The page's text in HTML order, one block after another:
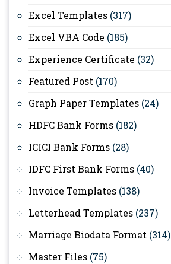
Excel Templates (317)
Excel VBA Code (185)
Experience Certificate (32)
Featured Post (170)
Graph Paper Templates (24)
HDFC Bank Forms (182)
ICICI Bank Forms (28)
IDFC First Bank Forms (40)
Invoice Templates (138)
Letterhead Templates (237)
Marriage Biodata Format (314)
Master Files (75)